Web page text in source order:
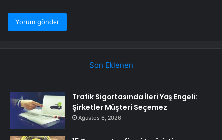
Son Eklenen
Trafik Sigortasında İleri Yaş Engeli:
Şirketler Müşteri Seçemez
Ağustos 6, 2026